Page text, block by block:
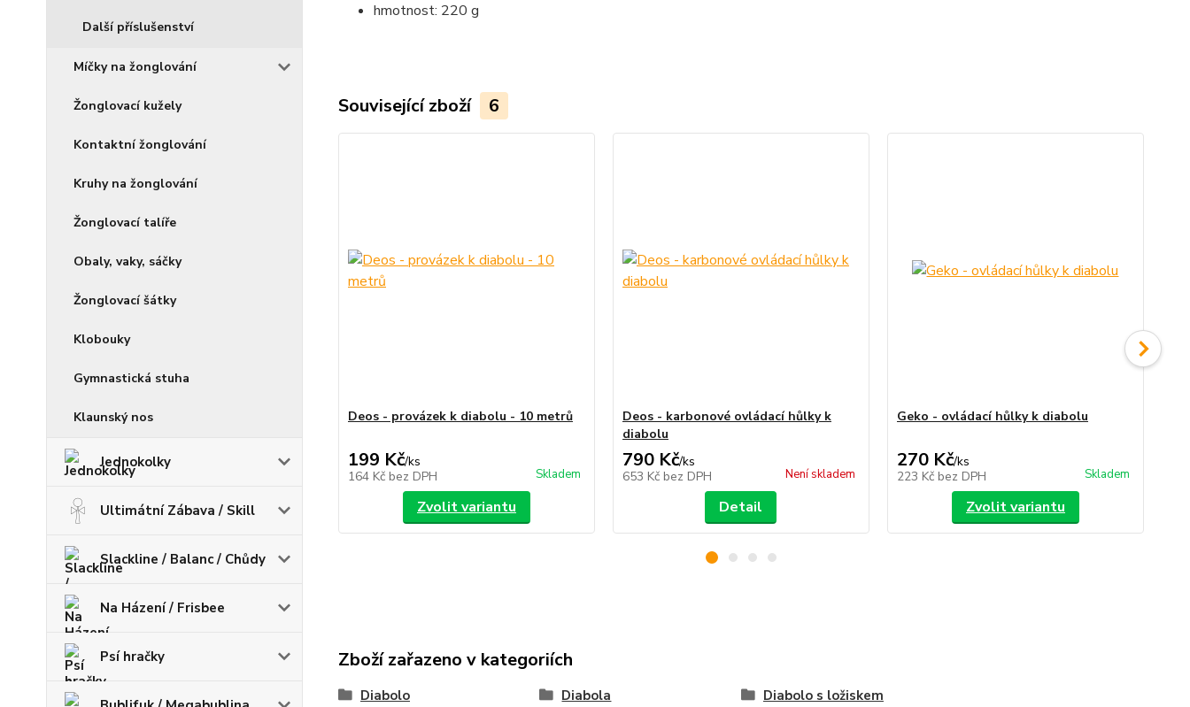
Další příslušenství
Míčky na žonglování
Žonglovací kužely
Kontaktní žonglování
Kruhy na žonglování
Žonglovací talíře
Obaly, vaky, sáčky
Žonglovací šátky
Klobouky
Gymnastická stuha
Klaunský nos
Jednokolky
Ultimátní Zábava / Skill
Slackline / Balanc / Chůdy
Na Házení / Frisbee
Psí hračky
hmotnost: 220 g
Související zboží 6
Deos - provázek k diabolu - 10 metrů
199 Kč/ks
164 Kč bez DPH Skladem
Zvolit variantu
Deos - karbonové ovládací hůlky k
diabolu
790 Kč/ks
653 Kč bez DPH Není skladem
Detail
Geko - ovládací hůlky k diabolu
270 Kč/ks
223 Kč bez DPH Skladem
Zvolit variantu
Zboží zařazeno v kategoriích
Diabolo Diabola Diabolo s ložiskem